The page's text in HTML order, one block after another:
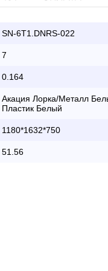
SN-6T1.DNRS-022
7
0.164
Акация Лорка/Металл
Пластик Белый
1180*1632*750
51.56
в будние дни
картой